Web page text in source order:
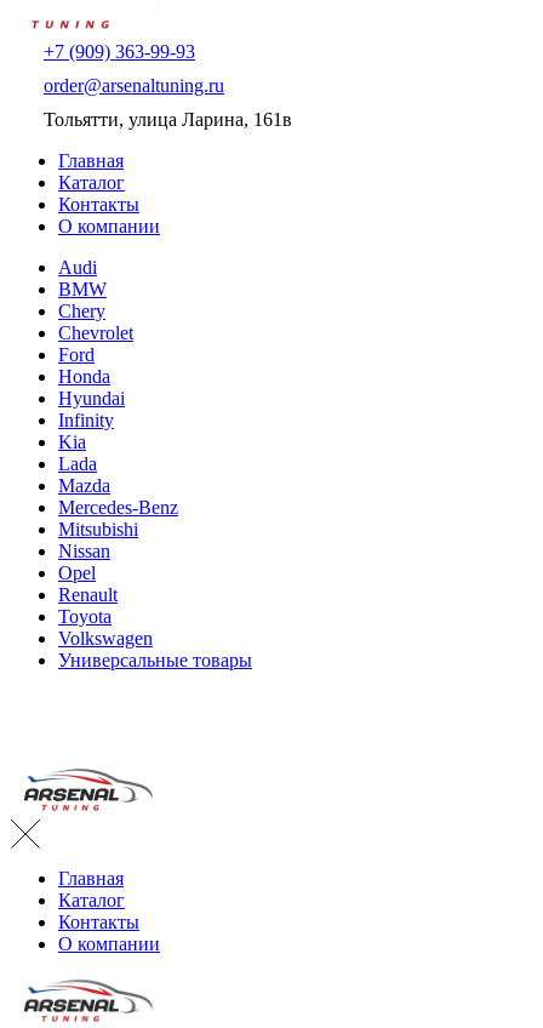
+7 (909) 363-99-93
order@arsenaltuning.ru
Тольятти, улица Ларина, 161в
Главная
Каталог
Контакты
О компании
Audi
BMW
Chery
Chevrolet
Ford
Honda
Hyundai
Infinity
Kia
Lada
Mazda
Mercedes-Benz
Mitsubishi
Nissan
Opel
Renault
Toyota
Volkswagen
Универсальные товары
Главная
Каталог
Контакты
О компании